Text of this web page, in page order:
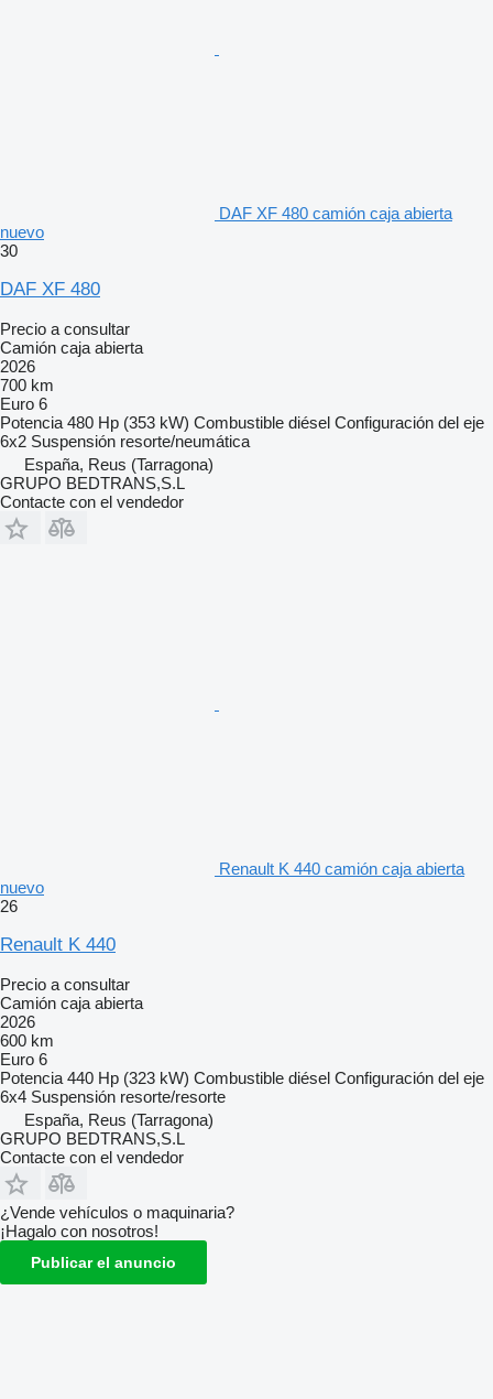
DAF XF 480 camión caja abierta
nuevo
30
DAF XF 480
Precio a consultar
Camión caja abierta
2026
700 km
Euro 6
Potencia 480 Hp (353 kW) Combustible diésel Configuración del eje
6x2 Suspensión resorte/neumática
España, Reus (Tarragona)
GRUPO BEDTRANS,S.L
Contacte con el vendedor
Renault K 440 camión caja abierta
nuevo
26
Renault K 440
Precio a consultar
Camión caja abierta
2026
600 km
Euro 6
Potencia 440 Hp (323 kW) Combustible diésel Configuración del eje
6x4 Suspensión resorte/resorte
España, Reus (Tarragona)
GRUPO BEDTRANS,S.L
Contacte con el vendedor
¿Vende vehículos o maquinaria?
¡Hagalo con nosotros!
Publicar el anuncio